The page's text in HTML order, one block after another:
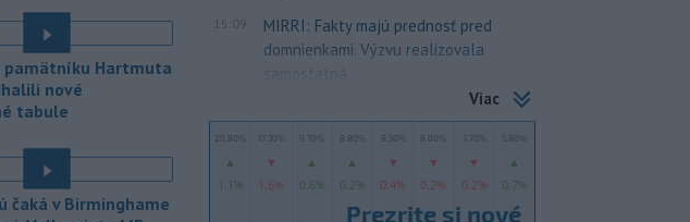
rafinérii
uskladnený ropný
o tom informovala
že obyvateľom nehrozí
zo zdravotných rizík
môže byť vyššia
pamätníku Hartmuta
nové
tabule
čaká v Birminghame
15:09
MIRRI: Fakty majú prednosť pred
domnienkami. Výzvu realizovala
samostatná...
Viac